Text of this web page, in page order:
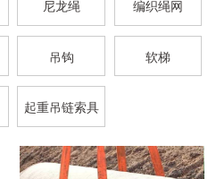
尼龙绳 编织绳网
吊钩 软梯
起重吊链索具